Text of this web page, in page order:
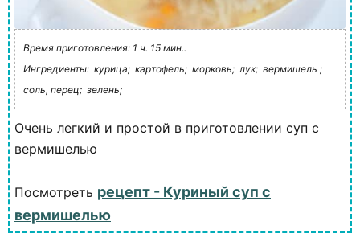
Время приготовления: 1 ч. 15 мин..
Ингредиенты: курица; картофель; морковь; лук; вермишель ;
соль, перец; зелень;
Очень легкий и простой в приготовлении суп с
вермишелью
Посмотреть рецепт - Куриный суп с
вермишелью